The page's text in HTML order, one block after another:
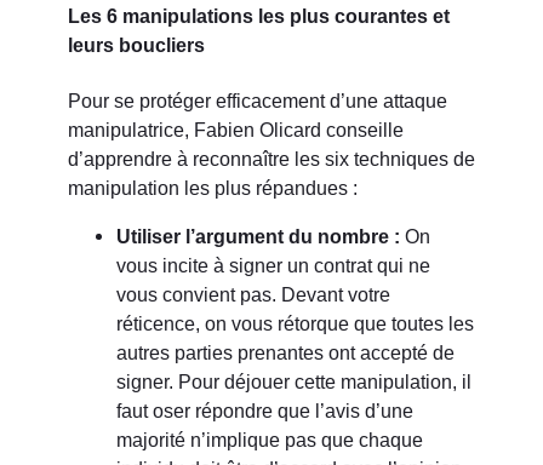
Les 6 manipulations les plus courantes et
leurs boucliers
Pour se protéger efficacement d’une attaque
manipulatrice, Fabien Olicard conseille
d’apprendre à reconnaître les six techniques de
manipulation les plus répandues :
Utiliser l’argument du nombre : On
vous incite à signer un contrat qui ne
vous convient pas. Devant votre
réticence, on vous rétorque que toutes les
autres parties prenantes ont accepté de
signer. Pour déjouer cette manipulation, il
faut oser répondre que l’avis d’une
majorité n’implique pas que chaque